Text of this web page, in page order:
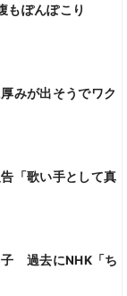
もぽんぽこり
みが出そうでワク
「歌い手として真
子 過去にNHK「ち